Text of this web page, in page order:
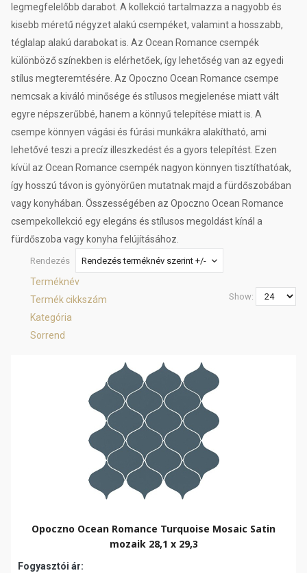
legmegfelelőbb darabot. A kollekció tartalmazza a nagyobb és
kisebb méretű négyzet alakú csempéket, valamint a hosszabb,
téglalap alakú darabokat is. Az Ocean Romance csempék
különböző színekben is elérhetőek, így lehetőség van az egyedi
stílus megteremtésére. Az Opoczno Ocean Romance csempe
nemcsak a kiváló minősége és stílusos megjelenése miatt vált
egyre népszerűbbé, hanem a könnyű telepítése miatt is. A
csempe könnyen vágási és fúrási munkákra alakítható, ami
lehetővé teszi a precíz illeszkedést és a gyors telepítést. Ezen
kívül az Ocean Romance csempék nagyon könnyen tisztíthatóak,
így hosszú távon is gyönyörűen mutatnak majd a fürdőszobában
vagy konyhában. Összességében az Opoczno Ocean Romance
csempekollekció egy elegáns és stílusos megoldást kínál a
fürdőszoba vagy konyha felújításához.
Rendezés Rendezés terméknév szerint +/-
Terméknév
Termék cikkszám
Kategória
Sorrend
Show:
Opoczno Ocean Romance Turquoise Mosaic Satin
mozaik 28,1 x 29,3
Fogyasztói ár: